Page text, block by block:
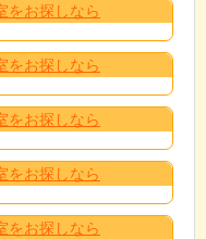
をお探しなら
をお探しなら
をお探しなら
をお探しなら
をお探しなら